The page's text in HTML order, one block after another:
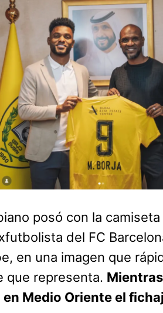
posó con la
del FC
en una imagen que
que representa.
Medio Oriente el